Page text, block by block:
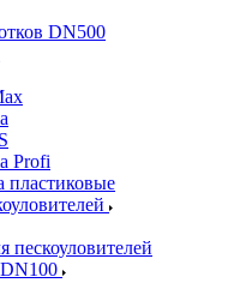
DN500
Profi
пластиковые
пескоуловителей